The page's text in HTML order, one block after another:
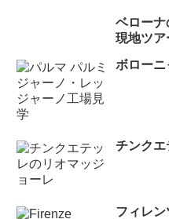
ベローナ
現地ツア
ボローニ
チンクエ
フィレ